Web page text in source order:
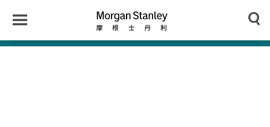
Menu
Morgan Search